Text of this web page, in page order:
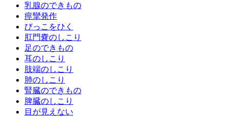
乳腺のできもの
痙攣発作
びっこをひく
肛門嚢のしこり
足のできもの
耳のしこり
肢端のしこり
肺のしこり
腎臓のできもの
脾臓のしこり
目が見えない